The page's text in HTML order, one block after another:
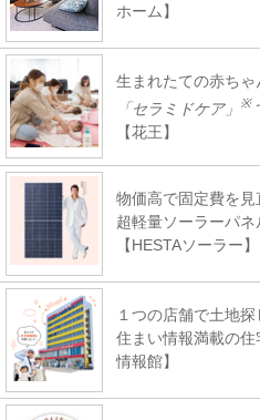
ホーム】
生まれたての赤ち
「セラミドケア」
※
【花王】
物価高で固定費を見
超軽量ソーラーパ
【HESTAソーラー】
１つの店舗で土地
住まい情報満載の
情報館】